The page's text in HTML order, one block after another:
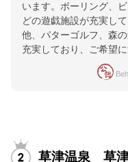
います。ボーリング、
どの遊戯施設が充実し
他、パターゴルフ、森
充実しており、ご希望に
草津温泉 草